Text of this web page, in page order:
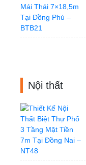
Nội thất